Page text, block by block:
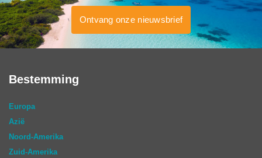
Ontvang onze nieuwsbrief
Bestemming
Europa
Azië
Noord-Amerika
Zuid-Amerika